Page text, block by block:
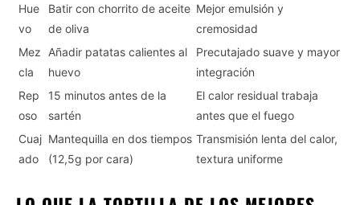
Hue
vo
Batir con chorrito de aceite
de oliva
Mejor emulsión y
cremosidad
Mez
cla
Añadir patatas calientes al
huevo
Precutajado suave y mayor
integración
Rep
oso
15 minutos antes de la
sartén
El calor residual trabaja
antes que el fuego
Cuaj
ado
Mantequilla en dos tiempos
(12,5g por cara)
Transmisión lenta del calor,
textura uniforme